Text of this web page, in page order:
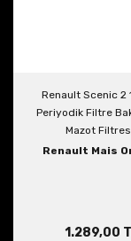
Renault Scenic 2
Periyodik Filtre
Mazot
Renault Mais
1.289,00